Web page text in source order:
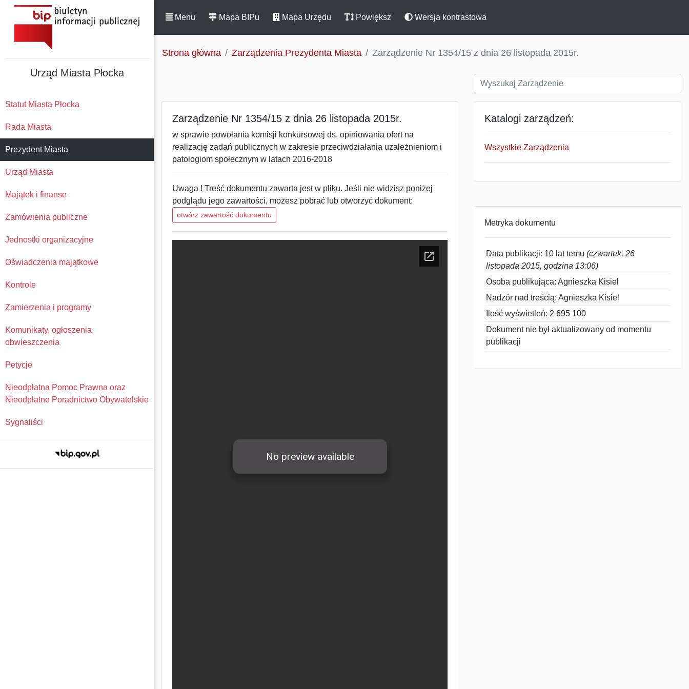
Urząd Miasta Płocka
Statut Miasta Płocka
Rada Miasta
Prezydent Miasta
Urząd Miasta
Majątek i finanse
Zamówienia publiczne
Jednostki organizacyjne
Oświadczenia majątkowe
Kontrole
Zamierzenia i programy
Komunikaty, ogłoszenia,
obwieszczenia
Petycje
Nieodpłatna Pomoc Prawna oraz
Nieodpłatne Poradnictwo Obywatelskie
Sygnaliści
Menu Mapa BIPu Mapa Urzędu Powiększ Wersja kontrastowa
Strona główna Zarządzenia Prezydenta Miasta Zarządzenie Nr 1354/15 z dnia 26 listopada 2015r.
Zarządzenie Nr 1354/15 z dnia 26 listopada 2015r.
w sprawie powołania komisji konkursowej ds. opiniowania ofert na
realizację zadań publicznych w zakresie przeciwdziałania uzależnieniom i
patologiom społecznym w latach 2016-2018
Uwaga ! Treść dokumentu zawarta jest w pliku. Jeśli nie widzisz poniżej
podglądu jego zawartości, możesz pobrać lub otworzyć dokument:
otwórz zawartość dokumentu
Katalogi zarządzeń:
Wszystkie Zarządzenia
Metryka dokumentu
Data publikacji: 10 lat temu (czwartek, 26
listopada 2015, godzina 13:06)
Osoba publikująca: Agnieszka Kisiel
Nadzór nad treścią: Agnieszka Kisiel
Ilość wyświetleń: 2 695 100
Dokument nie był aktualizowany od momentu
publikacji